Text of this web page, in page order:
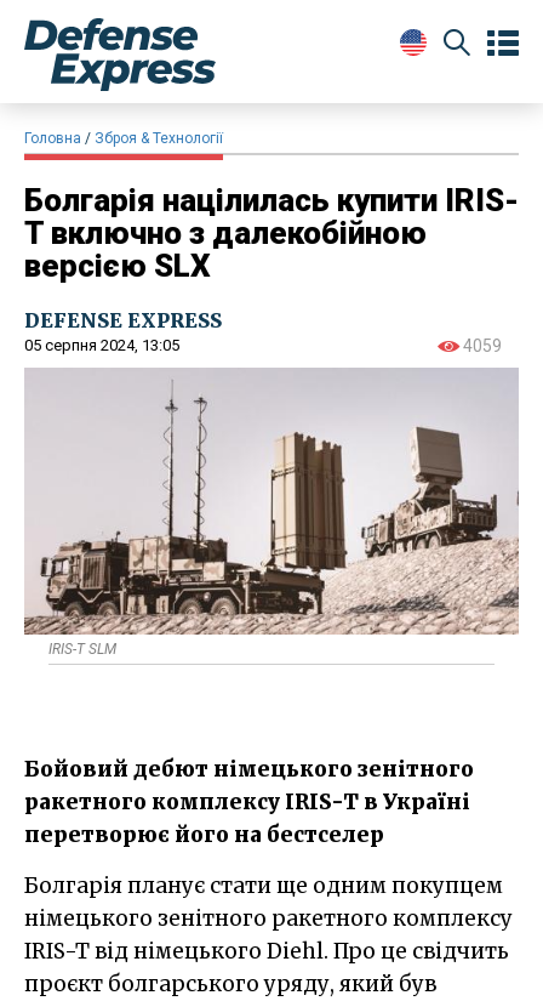
Головна Зброя & Технології
Болгарія націлилась купити IRIS-
T включно з далекобійною
версією SLX
DEFENSE EXPRESS
05 серпня 2024, 13:05 4059
IRIS-T SLM
Бойовий дебют німецького зенітного
ракетного комплексу IRIS-T в Україні
перетворює його на бестселер
Болгарія планує стати ще одним покупцем
німецького зенітного ракетного комплексу
IRIS-T від німецького Diehl. Про це свідчить
проєкт болгарського уряду, який був